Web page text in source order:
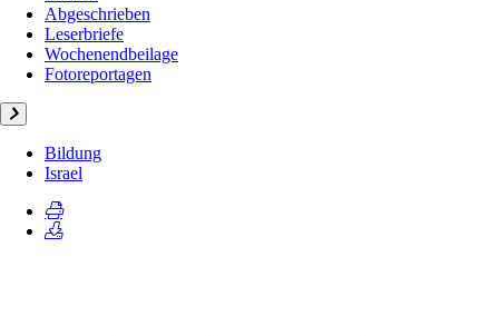
Abgeschrieben
Leserbriefe
Wochenendbeilage
Fotoreportagen
Bildung
Israel